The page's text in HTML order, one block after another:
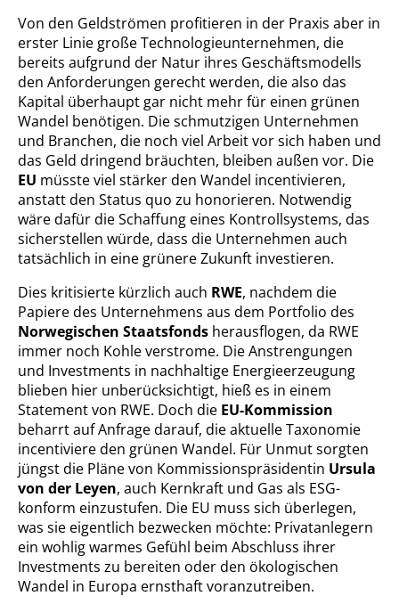
Von den Geldströmen profitieren in der Praxis aber in
erster Linie große Technologieunternehmen, die
bereits aufgrund der Natur ihres Geschäftsmodells
den Anforderungen gerecht werden, die also das
Kapital überhaupt gar nicht mehr für einen grünen
Wandel benötigen. Die schmutzigen Unternehmen
und Branchen, die noch viel Arbeit vor sich haben und
das Geld dringend bräuchten, bleiben außen vor. Die
EU müsste viel stärker den Wandel incentivieren,
anstatt den Status quo zu honorieren. Notwendig
wäre dafür die Schaffung eines Kontrollsystems, das
sicherstellen würde, dass die Unternehmen auch
tatsächlich in eine grünere Zukunft investieren.
Dies kritisierte kürzlich auch RWE, nachdem die
Papiere des Unternehmens aus dem Portfolio des
Norwegischen Staatsfonds herausflogen, da RWE
immer noch Kohle verstrome. Die Anstrengungen
und Investments in nachhaltige Energieerzeugung
blieben hier unberücksichtigt, hieß es in einem
Statement von RWE. Doch die EU-Kommission
beharrt auf Anfrage darauf, die aktuelle Taxonomie
incentiviere den grünen Wandel. Für Unmut sorgten
jüngst die Pläne von Kommissionspräsidentin Ursula
von der Leyen, auch Kernkraft und Gas als ESG-
konform einzustufen. Die EU muss sich überlegen,
was sie eigentlich bezwecken möchte: Privatanlegern
ein wohlig warmes Gefühl beim Abschluss ihrer
Investments zu bereiten oder den ökologischen
Wandel in Europa ernsthaft voranzutreiben.